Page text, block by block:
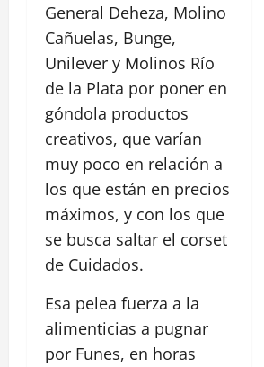
General Deheza, Molino
Cañuelas, Bunge,
Unilever y Molinos Río
de la Plata por poner en
góndola productos
creativos, que varían
muy poco en relación a
los que están en precios
máximos, y con los que
se busca saltar el corset
de Cuidados.
Esa pelea fuerza a la
alimenticias a pugnar
por Funes, en horas